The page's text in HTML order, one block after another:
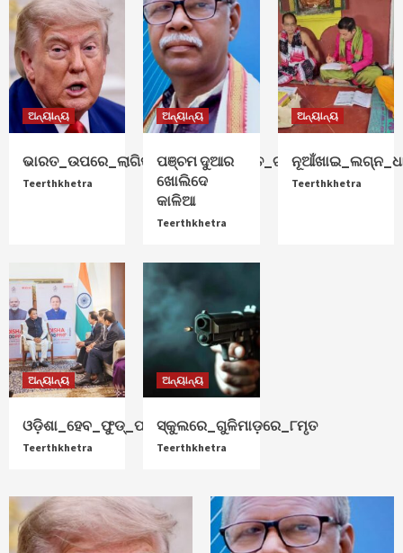
1
2
ଅନ୍ୟାନ୍ୟ
ପଞ୍ଚମ ଦୁଆର ଖୋଲିଦେ କାଳିଆ
ନୂଆଁଖାଇ_ଲଗ୍ନ_ଧାର୍ଯ୍ୟ
4
ଓଡ଼ିଶା_ହେବ_ଫୁଡ୍‌_ପ୍ରୋସେସିଂ_ହବ୍‌
5
ଅନ୍ୟାନ୍ୟ
ସ୍କୁଲରେ_ଗୁଳିମାଡ଼ରେ_୮ମୃତ
ଅନ୍ୟାନ୍ୟ
ଭାରତ_ଉପରେ_ଲାଗିପାରେ_ଶତ_ପ୍ରତିଶତ_ଟାରିଫ୍
Teerthkhetra
ଅନ୍ୟାନ୍ୟ
ପଞ୍ଚମ ଦୁଆର
ଖୋଲିଦେ
କାଳିଆ
Teerthkhetra
ଅନ୍ୟାନ୍ୟ
Teerthkhetra
ଅନ୍ୟାନ୍ୟ
ଓଡ଼ିଶା_ହେବ_ଫୁଡ୍‌_ପ୍ରୋସେସିଂ_ହବ୍‌
Teerthkhetra
ଅନ୍ୟାନ୍ୟ
ସ୍କୁଲରେ_ଗୁଳିମାଡ଼ରେ_୮ମୃତ
Teerthkhetra